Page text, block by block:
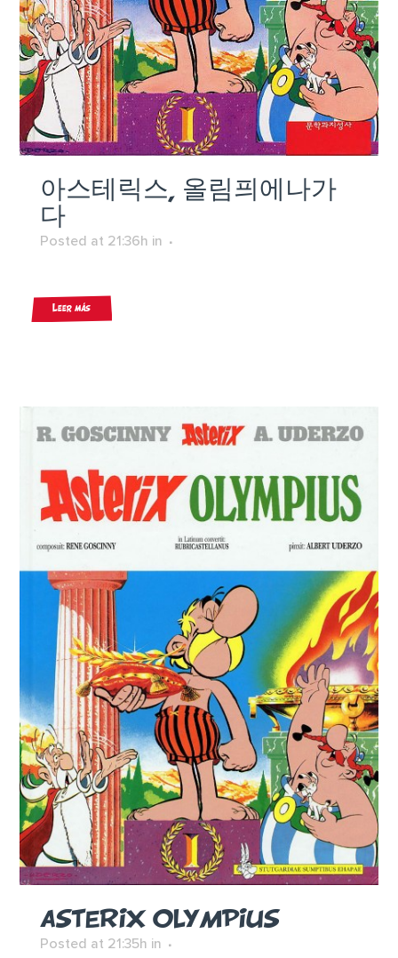
아스테릭스, 올림픠에나가
다
Posted at 21:36h in
Leer más
ASTERIX OLYMPIUS
Posted at 21:35h in